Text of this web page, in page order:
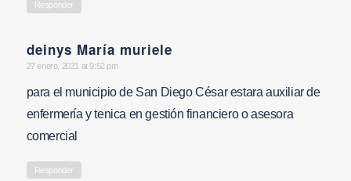
Responder
deinys María muriele
says:
27 enero, 2021 at 9:52 pm
para el municipio de San Diego César estara auxiliar de
enfermería y tenica en gestión financiero o asesora
comercial
Responder